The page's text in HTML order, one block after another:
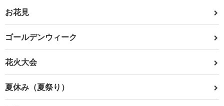
お花見
ゴールデンウィーク
花火大会
夏休み（夏祭り）